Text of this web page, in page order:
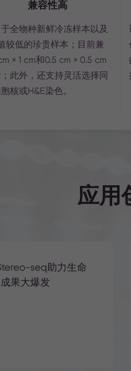
兼容性高
全物种新鲜冷冻样本以及
较低的珍贵样本；目前兼
× 1 cm和0.5 cm × 0.5 cm
此外，还支持灵活选择同
核或H&E染色。
应用
seq助力生命
果大爆发